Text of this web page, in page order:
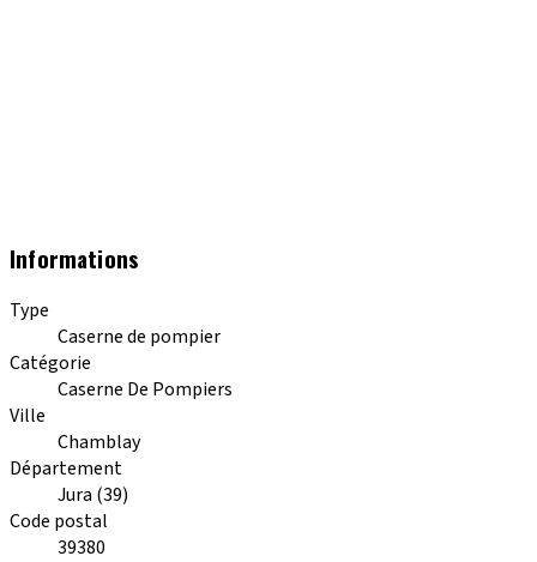
Informations
Type
Caserne de pompier
Catégorie
Caserne De Pompiers
Ville
Chamblay
Département
Jura (39)
Code postal
39380